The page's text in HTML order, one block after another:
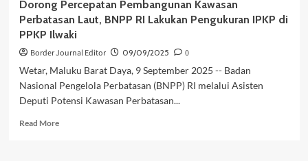
Dorong Percepatan Pembangunan Kawasan
Perbatasan Laut, BNPP RI Lakukan Pengukuran IPKP di
PPKP Ilwaki
Border Journal Editor 09/09/2025
0
Wetar, Maluku Barat Daya, 9 September 2025 -- Badan
Nasional Pengelola Perbatasan (BNPP) RI melalui Asisten
Deputi Potensi Kawasan Perbatasan...
Read MoreRead